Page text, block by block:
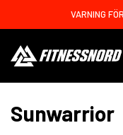
VARNING
Sunwarrior